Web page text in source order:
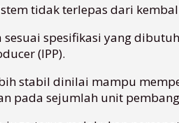
tidak terlepas dari
sesuai spesifikasi yang
(IPP).
stabil dinilai mampu
pada sejumlah unit